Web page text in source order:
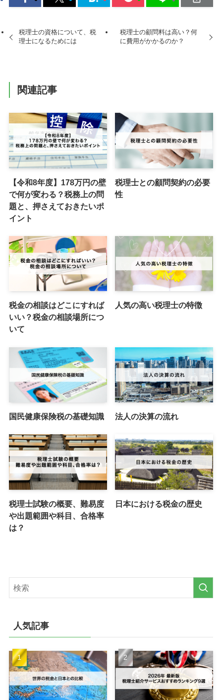
税理士の資格について、税
理士になるためには
税理士の顧問料は高い？何
に費用がかかるのか？
関連記事
【令和8年度】178万円の壁
で何が変わる？税務上の問
題と、押さえておきたいポ
イント
税理士との顧問契約の必要
性
税金の相談はどこにすれば
いい？税金の相談場所につ
いて
人気の高い税理士の特徴
国民健康保険税の基礎知識 法人の決算の流れ
税理士試験の概要、難易度
や出題範囲や科目、合格率
は？
日本における税金の歴史
人気記事